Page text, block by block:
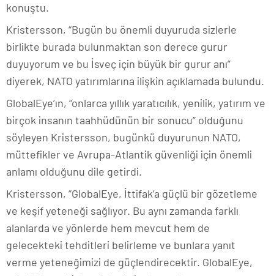
konuştu.
Kristersson, “Bugün bu önemli duyuruda sizlerle
birlikte burada bulunmaktan son derece gurur
duyuyorum ve bu İsveç için büyük bir gurur anı”
diyerek, NATO yatırımlarına ilişkin açıklamada bulundu.
GlobalEye’ın, “onlarca yıllık yaratıcılık, yenilik, yatırım ve
birçok insanın taahhüdünün bir sonucu” olduğunu
söyleyen Kristersson, bugünkü duyurunun NATO,
müttefikler ve Avrupa-Atlantik güvenliği için önemli
anlamı olduğunu dile getirdi.
Kristersson, “GlobalEye, İttifak’a güçlü bir gözetleme
ve keşif yeteneği sağlıyor. Bu aynı zamanda farklı
alanlarda ve yönlerde hem mevcut hem de
gelecekteki tehditleri belirleme ve bunlara yanıt
verme yeteneğimizi de güçlendirecektir. GlobalEye,